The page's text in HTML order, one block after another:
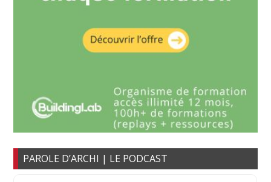
PAROLE D’ARCHI | LE PODCAST